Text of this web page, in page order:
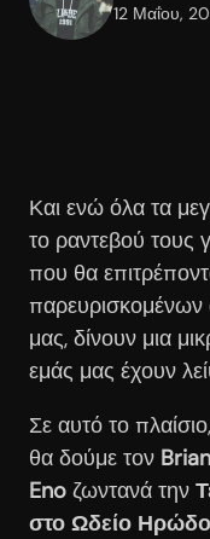
12 Μαΐου,
Και ενώ όλα τα
το ραντεβού τους
που θα
μας, δίνουν μια
εμάς μας έχουν
Σε αυτό το
θα δούμε τον
Eno ζωντανά την
στο Ωδείο